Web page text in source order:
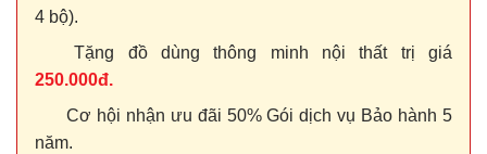
4 bộ).
Tặng đồ dùng thông minh nội thất trị giá
250.000đ.
Cơ hội nhận ưu đãi 50% Gói dịch vụ Bảo hành 5
năm.